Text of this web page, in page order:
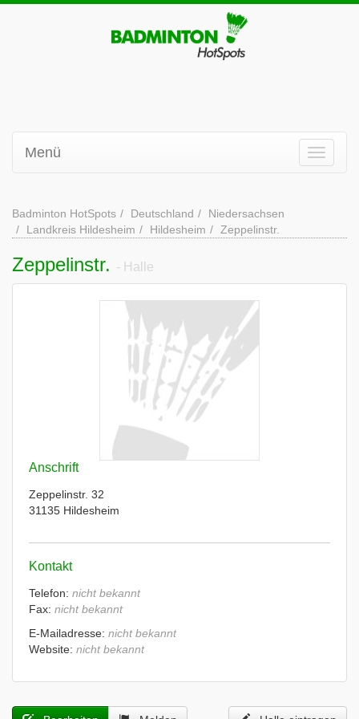
Menü
Badminton HotSpots Deutschland
Niedersachsen
Landkreis Hildesheim
Hildesheim Zeppelinstr.
Zeppelinstr. - Halle
Anschrift
Zeppelinstr. 32
31135 Hildesheim
Kontakt
Telefon: nicht bekannt
Fax: nicht bekannt
E-Mailadresse: nicht bekannt
Website: nicht bekannt